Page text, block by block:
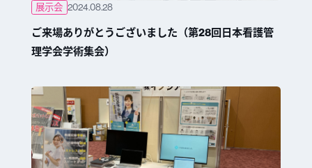
展示会 2024.08.28
ご来場ありがとうございました（第28回日本看護管
理学会学術集会）